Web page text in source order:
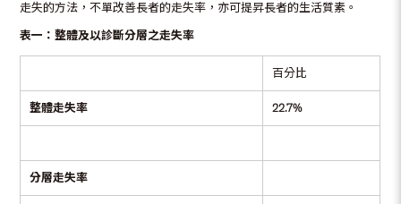
走失的方法，不單改善長者的走失率，亦可提昇長者的生活質素。
表一：整體及以診斷分層之走失率
百分比
整體走失率 22.7%
分層走失率